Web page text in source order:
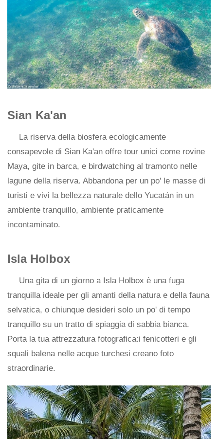
Sian Ka'an
La riserva della biosfera ecologicamente
consapevole di Sian Ka'an offre tour unici come rovine
Maya, gite in barca, e birdwatching al tramonto nelle
lagune della riserva. Abbandona per un po' le masse di
turisti e vivi la bellezza naturale dello Yucatán in un
ambiente tranquillo, ambiente praticamente
incontaminato.
Isla Holbox
Una gita di un giorno a Isla Holbox è una fuga
tranquilla ideale per gli amanti della natura e della fauna
selvatica, o chiunque desideri solo un po' di tempo
tranquillo su un tratto di spiaggia di sabbia bianca.
Porta la tua attrezzatura fotografica:i fenicotteri e gli
squali balena nelle acque turchesi creano foto
straordinarie.